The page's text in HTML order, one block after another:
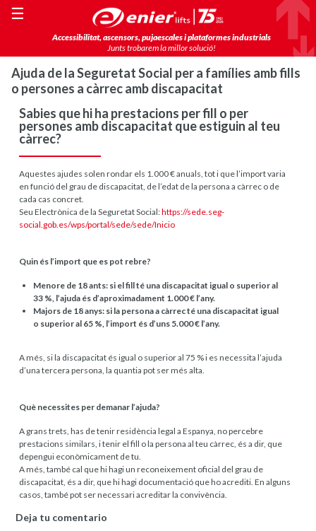
Accessibilitat, ascensors, pujaescales i plataformes industrials
Junts trobarem la millor solució!
☰
Ajuda de la Seguretat Social per a famílies amb fills
o persones a càrrec amb discapacitat
Sabies que hi ha prestacions per fill o per
persones amb discapacitat que estiguin al teu
càrrec?
Aquestes ajudes solen rondar els 1.000 € anuals, tot i que l’import varia
en funció del grau de discapacitat, de l’edat de la persona a càrrec o de
cada cas concret.
Seu Electrònica de la Seguretat Social:https://sede.seg-
social.gob.es/wps/portal/sede/sede/Inicio
Quin és l’import que es pot rebre?
Menore de 18 ants: si el fill té una discapacitat igual o superior al
33 %, l’ajuda és d’aproximadament 1.000 € l’any.
Majors de 18 anys: si la persona a càrrec té una discapacitat igual
o superior al 65 %, l’import és d’uns 5.000 € l’any.
A més, si la discapacitat és igual o superior al 75 % i es necessita l’ajuda
d’una tercera persona, la quantia pot ser més alta.
Què necessites per demanar l’ajuda?
A grans trets, has de tenir residència legal a Espanya, no percebre
prestacions similars, i tenir el fill o la persona al teu càrrec, és a dir, que
depengui econòmicament de tu.
A més, també cal que hi hagi un reconeixement oficial del grau de
discapacitat, és a dir, que hi hagi documentació que ho acrediti. En alguns
casos, també pot ser necessari acreditar la convivència.
Deja tu comentario